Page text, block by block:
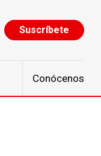
Suscríbete
Conócenos